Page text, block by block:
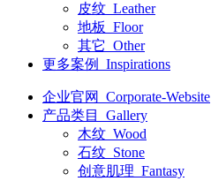
皮纹_Leather
地板_Floor
其它_Other
更多案例_Inspirations
企业官网_Corporate-Website
产品类目_Gallery
木纹_Wood
石纹_Stone
创意肌理_Fantasy